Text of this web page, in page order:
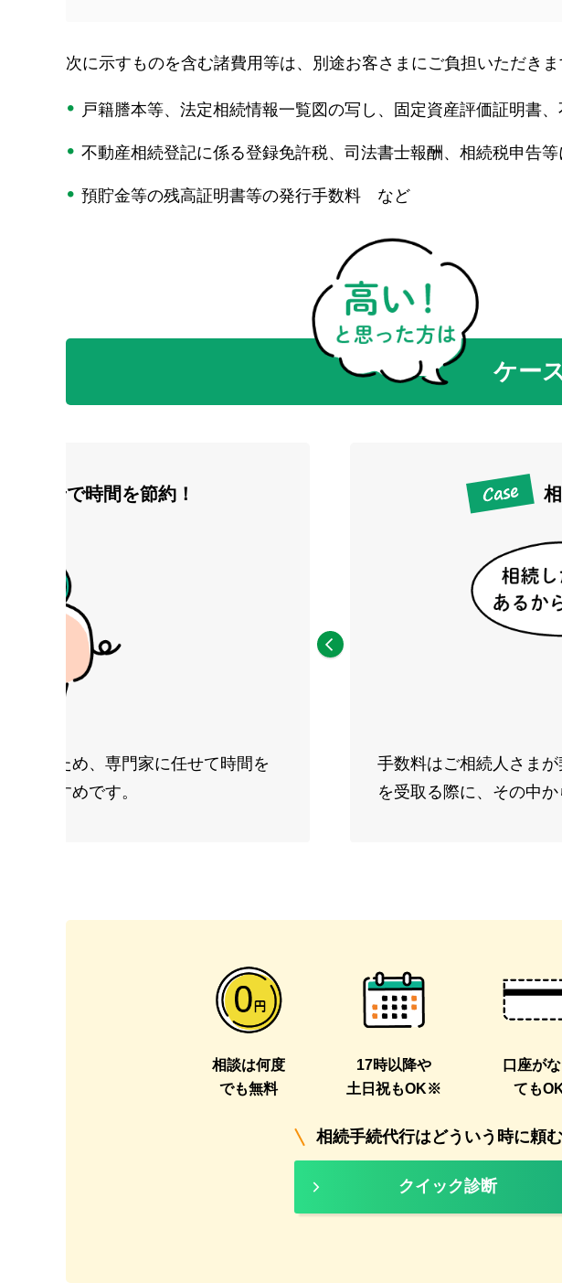
次に示すものを含む諸費用等は、別途お客さまにご負担いただきま
戸籍謄本等、法定相続情報一覧図の写し、固定資産評価証明書
不動産相続登記に係る登録免許税、司法書士報酬、相続税申告
預貯金等の残高証明書等の発行手数料 など
ケー
お任せで時間を節約！
かるため、専門家に任せて時間を
おすすめです。
手数料はご相続人さま
を受取る際に、その中
相談は何度
でも無料
17時以降や
土日祝もOK※
口座がな
ても
相続手続代行はどういう時に頼
クイック診断